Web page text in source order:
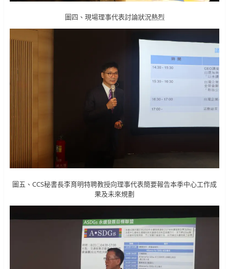
圖四、現場理事代表討論狀況熱烈
圖五、CCS秘書長李育明特聘教授向理事代表簡要報告本季中心工作成
果及未來規劃